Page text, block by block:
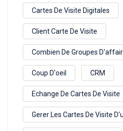
Cartes De Visite Digitales
Client Carte De Visite
Combien De Groupes
Coup D'oeil CRM
Echange De Cartes De Visite
Gerer Les Cartes De Visite